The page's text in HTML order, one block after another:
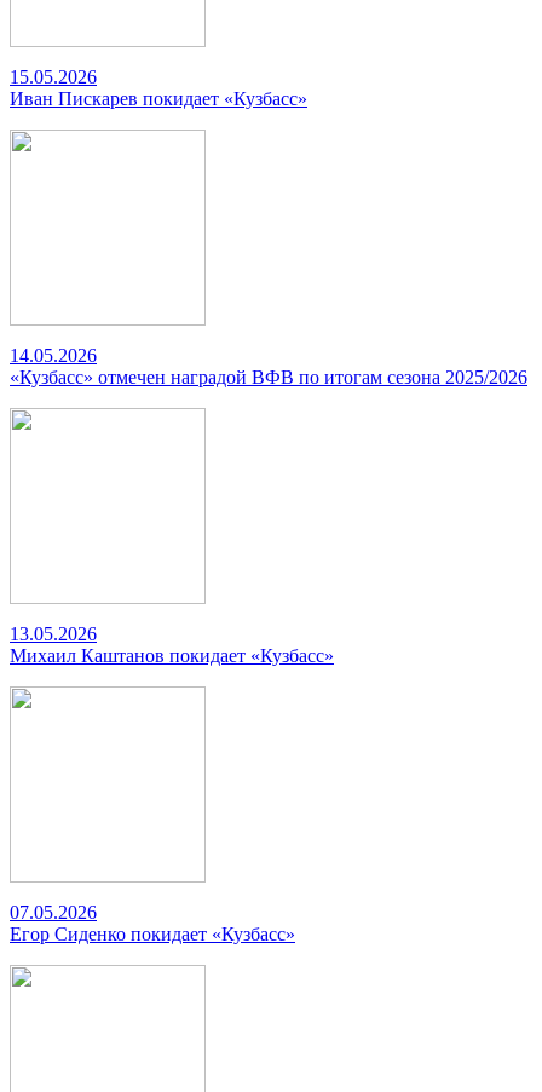
15.05.2026
Иван Пискарев покидает «Кузбасс»
14.05.2026
«Кузбасс» отмечен наградой ВФВ по итогам сезона 2025/2026
13.05.2026
Михаил Каштанов покидает «Кузбасс»
07.05.2026
Егор Сиденко покидает «Кузбасс»